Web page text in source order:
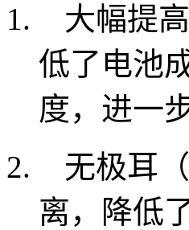
大幅提
低了电池
度，进一
无极耳
离，降低